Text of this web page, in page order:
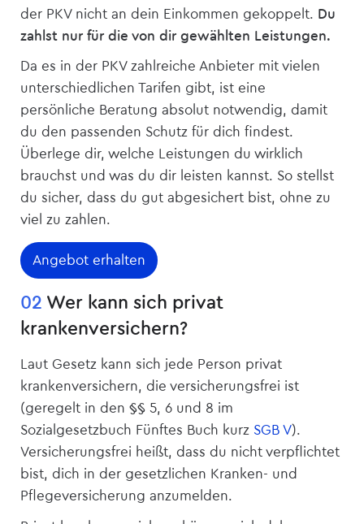
der PKV nicht an dein Einkommen gekoppelt. Du
zahlst nur für die von dir gewählten Leistungen.
Da es in der PKV zahlreiche Anbieter mit vielen
unterschiedlichen Tarifen gibt, ist eine
persönliche Beratung absolut notwendig, damit
du den passenden Schutz für dich findest.
Überlege dir, welche Leistungen du wirklich
brauchst und was du dir leisten kannst. So stellst
du sicher, dass du gut abgesichert bist, ohne zu
viel zu zahlen.
Angebot erhalten
02 Wer kann sich privat
krankenversichern?
Laut Gesetz kann sich jede Person privat
krankenversichern, die ­versicherungsfrei ist
(geregelt in den §§ 5, 6 und 8 im
Sozialgesetzbuch Fünftes Buch kurz SGB V).
Versicherungsfrei heißt, dass du nicht verpflichtet
bist, dich in der gesetzlichen Kranken- und
Pflege­versicherung anzumelden.